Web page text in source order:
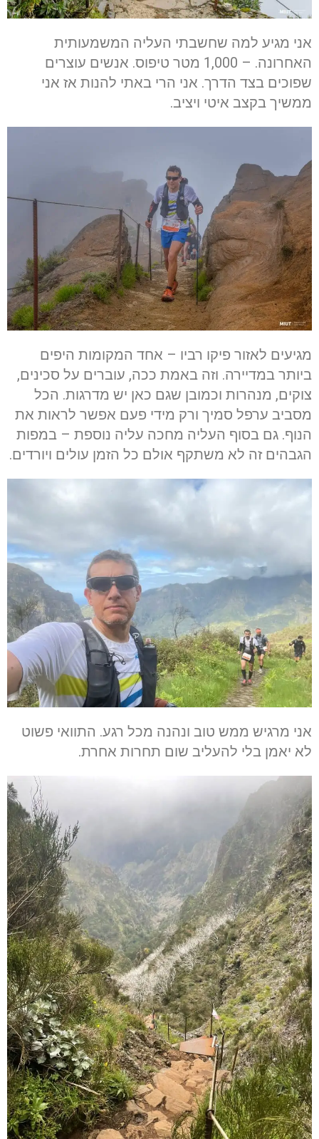
אני מגיע למה שחשבתי העליה המשמעותית
האחרונה. – 1,000 מטר טיפוס. אנשים עוצרים
שפוכים בצד הדרך. אני הרי באתי להנות אז אני
ממשיך בקצב איטי ויציב.
מגיעים לאזור פיקו רביו – אחד המקומות היפים
ביותר במדיירה. וזה באמת ככה, עוברים על סכינים,
צוקים, מנהרות וכמובן שגם כאן יש מדרגות. הכל
מסביב ערפל סמיך ורק מידי פעם אפשר לראות את
הנוף. גם בסוף העליה מחכה עליה נוספת – במפות
הגבהים זה לא משתקף אולם כל הזמן עולים ויורדים.
אני מרגיש ממש טוב ונהנה מכל רגע. התוואי פשוט
לא יאמן בלי להעליב שום תחרות אחרת.